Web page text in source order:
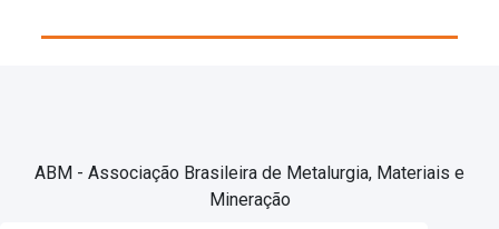
ABM - Associação Brasileira de Metalurgia, Materiais e
Mineração